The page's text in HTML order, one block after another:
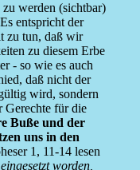
werden (sichtbar)
entspricht der
zu tun, daß wir
zu diesem Erbe
- so wie es auch
daß nicht der
wird, sondern
Gerechte für die
Buße und der
uns in den
1, 11-14 lesen
worden,